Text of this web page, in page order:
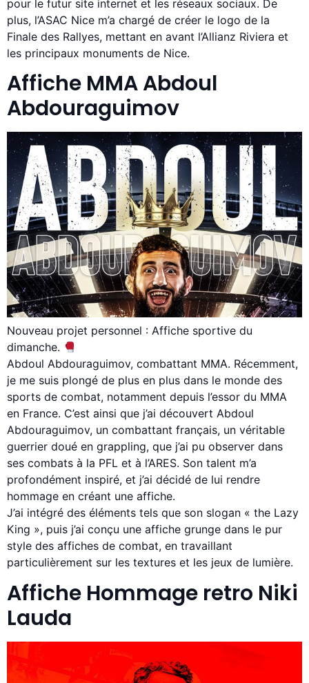
pour le futur site internet et les réseaux sociaux. De
plus, l’ASAC Nice m’a chargé de créer le logo de la
Finale des Rallyes, mettant en avant l’Allianz Riviera et
les principaux monuments de Nice.
Affiche MMA Abdoul
Abdouraguimov
Nouveau projet personnel : Affiche sportive du
dimanche.
Abdoul Abdouraguimov, combattant MMA. Récemment,
je me suis plongé de plus en plus dans le monde des
sports de combat, notamment depuis l’essor du MMA
en France. C’est ainsi que j’ai découvert Abdoul
Abdouraguimov, un combattant français, un véritable
guerrier doué en grappling, que j’ai pu observer dans
ses combats à la PFL et à l’ARES. Son talent m’a
profondément inspiré, et j’ai décidé de lui rendre
hommage en créant une affiche.
J’ai intégré des éléments tels que son slogan « the Lazy
King », puis j’ai conçu une affiche grunge dans le pur
style des affiches de combat, en travaillant
particulièrement sur les textures et les jeux de lumière.
Affiche Hommage retro Niki
Lauda